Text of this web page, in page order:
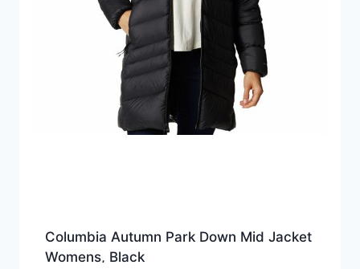
Columbia Autumn Park Down Mid Jacket
Womens, Black